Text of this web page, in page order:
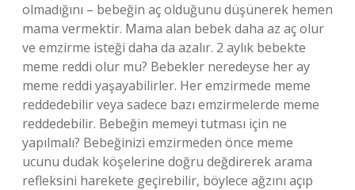
olmadığını – bebeğin aç olduğunu düşünerek hemen
mama vermektir. Mama alan bebek daha az aç olur
ve emzirme isteği daha da azalır. 2 aylık bebekte
meme reddi olur mu? Bebekler neredeyse her ay
meme reddi yaşayabilirler. Her emzirmede meme
reddedebilir veya sadece bazı emzirmelerde meme
reddedebilir. Bebeğin memeyi tutması için ne
yapılmalı? Bebeğinizi emzirmeden önce meme
ucunu dudak köşelerine doğru değdirerek arama
refleksini harekete geçirebilir, böylece ağzını açıp